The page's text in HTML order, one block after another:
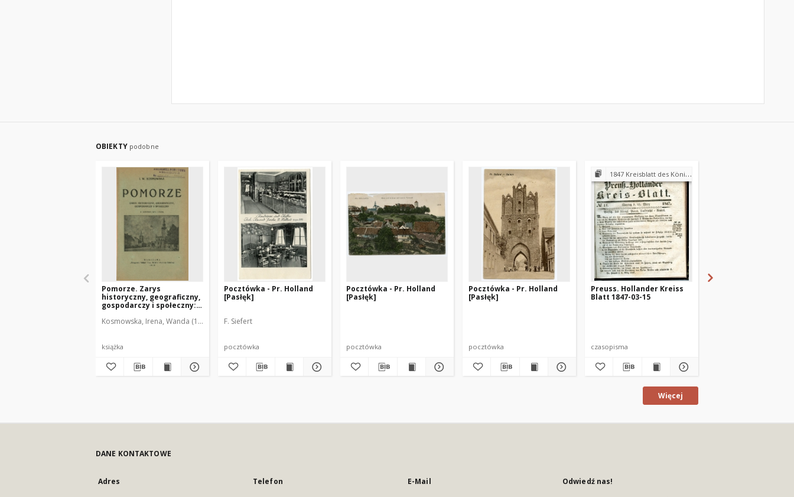
OBIEKTY podobne
Pomorze. Zarys
historyczny, geograficzny,
gospodarczy i społeczny:
powrotu Pomorza do
Kosmowska, Irena, Wanda (1856 - 1931)
książka
Pocztówka - Pr. Holland
[Pasłęk]
F. Siefert
pocztówka
Pocztówka - Pr. Holland
[Pasłęk]
pocztówka
Pocztówka - Pr. Holland
[Pasłęk]
pocztówka
1847 Kreisblatt des Königl. Preuss. Landraths-Amtes Preuss. Holland
Preuss. Hollander Kreiss
Blatt 1847-03-15
czasopisma
Więcej
DANE KONTAKTOWE
Adres Telefon E-Mail Odwiedź nas!